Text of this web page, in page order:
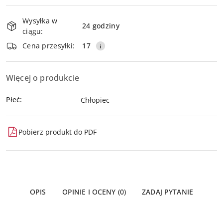
Dostępność
i
dostawa
Wysyłka w
ciągu:
24 godziny
Cena przesyłki: 17
Więcej o produkcie
Płeć: Chłopiec
Pobierz produkt do PDF
OPIS OPINIE I OCENY (0) ZADAJ PYTANIE